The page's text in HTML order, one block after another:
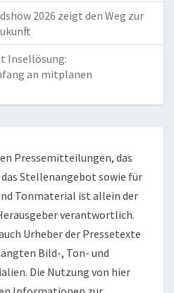
2026 zeigt den Weg zur
Insellösung:
an mitplanen
Pressemitteilungen, das
Stellenangebot sowie für
Tonmaterial ist allein der
verantwortlich.
Urheber der Pressetexte
Bild-, Ton- und
Die Nutzung von hier